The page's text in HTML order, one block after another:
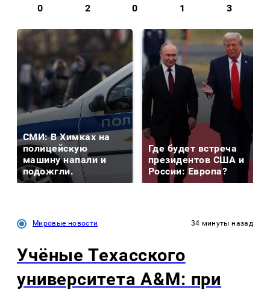
0 2 0 1 3
СМИ: В Химках на
полицейскую
машину напали и
подожгли.
Где будет встреча
президентов США и
России: Европа?
Мировые новости 34 минуты назад
Учёные Техасского
университета A&M: при